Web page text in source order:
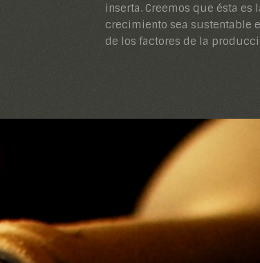
inserta. Creemos que ésta
crecimiento sea sustentable
de los factores de la
siendo al mismo tiempo una